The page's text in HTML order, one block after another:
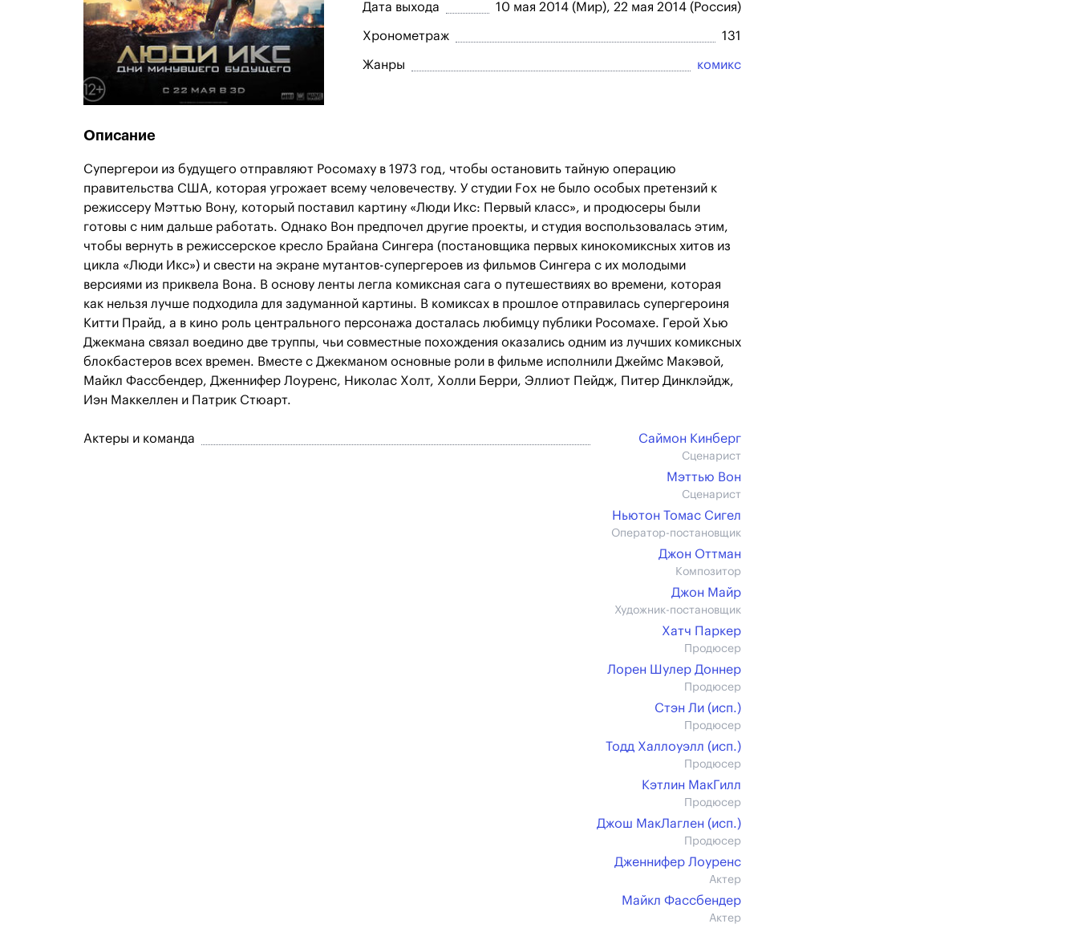
Дата выхода 10 мая 2014 (Мир), 22 мая 2014 (Россия)
Хронометраж 131
Жанры комикс
Описание
Супергерои из будущего отправляют Росомаху в 1973 год, чтобы остановить тайную операцию
правительства США, которая угрожает всему человечеству. У студии Fox не было особых претензий к
режиссеру Мэттью Вону, который поставил картину «Люди Икс: Первый класс», и продюсеры были
готовы с ним дальше работать. Однако Вон предпочел другие проекты, и студия воспользовалась этим,
чтобы вернуть в режиссерское кресло Брайана Сингера (постановщика первых кинокомиксных хитов из
цикла «Люди Икс») и свести на экране мутантов-супергероев из фильмов Сингера с их молодыми
версиями из приквела Вона. В основу ленты легла комиксная сага о путешествиях во времени, которая
как нельзя лучше подходила для задуманной картины. В комиксах в прошлое отправилась супергероиня
Китти Прайд, а в кино роль центрального персонажа досталась любимцу публики Росомахе. Герой Хью
Джекмана связал воедино две труппы, чьи совместные похождения оказались одним из лучших комиксных
блокбастеров всех времен. Вместе с Джекманом основные роли в фильме исполнили Джеймс Макэвой,
Майкл Фассбендер, Дженнифер Лоуренс, Николас Холт, Холли Берри, Эллиот Пейдж, Питер Динклэйдж,
Иэн Маккеллен и Патрик Стюарт.
Актеры и команда Саймон Кинберг
Сценарист
Мэттью Вон
Сценарист
Ньютон Томас Сигел
Оператор-постановщик
Джон Оттман
Композитор
Джон Майр
Художник-постановщик
Хатч Паркер
Продюсер
Лорен Шулер Доннер
Продюсер
Стэн Ли (иcп.)
Продюсер
Тодд Халлоуэлл (иcп.)
Продюсер
Кэтлин МакГилл
Продюсер
Джош МакЛаглен (иcп.)
Продюсер
Дженнифер Лоуренс
Актер
Майкл Фассбендер
Актер